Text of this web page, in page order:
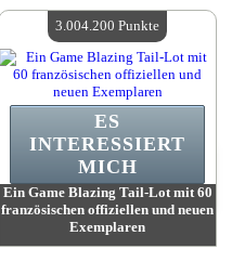
Verfügbare Menge:4
Ein Game Blazing Tail-Lot mit 60
französischen offiziellen und neuen
Exemplaren
ES
INTERESSIERT
MICH
3.004.200 Punkte